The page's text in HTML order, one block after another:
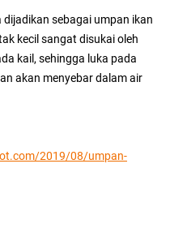
sebagai umpan ikan
kecil sangat disukai oleh
kail, sehingga luka pada
akan menyebar dalam air
2019/08/umpan-